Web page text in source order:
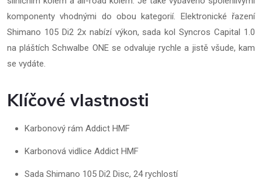
komponenty vhodnými do obou kategorií. Elektronické řazení
Shimano 105 Di2 2x nabízí výkon, sada kol Syncros Capital 1.0
na pláštích Schwalbe ONE se odvaluje rychle a jistě všude, kam
se vydáte.
Klíčové vlastnosti
Karbonový rám Addict HMF
Karbonová vidlice Addict HMF
Sada Shimano 105 Di2 Disc, 24 rychlostí